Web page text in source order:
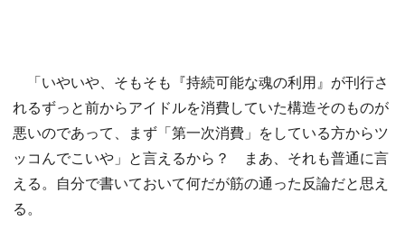
「いやいや、そもそも『持続可能な魂の利用』が刊行さ
れるずっと前からアイドルを消費していた構造そのものが
悪いのであって、まず「第一次消費」をしている方からツ
ッコんでこいや」と言えるから？ まあ、それも普通に言
える。自分で書いておいて何だが筋の通った反論だと思え
る。